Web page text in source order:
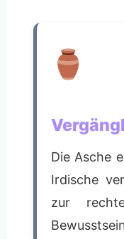
Die Asche
Irdische
zur